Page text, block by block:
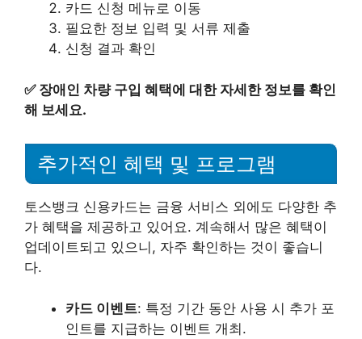
카드 신청 메뉴로 이동
필요한 정보 입력 및 서류 제출
신청 결과 확인
✅ 장애인 차량 구입 혜택에 대한 자세한 정보를 확인
해 보세요.
추가적인 혜택 및 프로그램
토스뱅크 신용카드는 금융 서비스 외에도 다양한 추
가 혜택을 제공하고 있어요. 계속해서 많은 혜택이
업데이트되고 있으니, 자주 확인하는 것이 좋습니
다.
카드 이벤트: 특정 기간 동안 사용 시 추가 포
인트를 지급하는 이벤트 개최.